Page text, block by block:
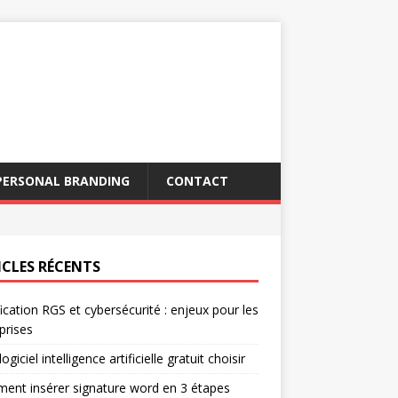
BRANDING CONTACT
RÉCENTS
RGS et cybersécurité : enjeux pour les
intelligence artificielle gratuit choisir
insérer signature word en 3 étapes